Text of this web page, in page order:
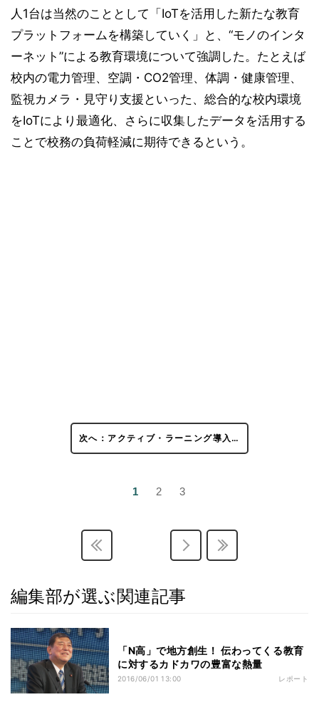
人1台は当然のこととして「IoTを活用した新たな教育
プラットフォームを構築していく」と、“モノのインタ
ーネット”による教育環境について強調した。たとえば
校内の電力管理、空調・CO2管理、体調・健康管理、
監視カメラ・見守り支援といった、総合的な校内環境
をIoTにより最適化、さらに収集したデータを活用する
ことで校務の負荷軽減に期待できるという。
次へ：アクティブ・ラーニング導入…
1 2 3
編集部が選ぶ関連記事
「N高」で地方創生！ 伝わってくる教育
に対するカドカワの豊富な熱量
2016/06/01 13:00 レポート